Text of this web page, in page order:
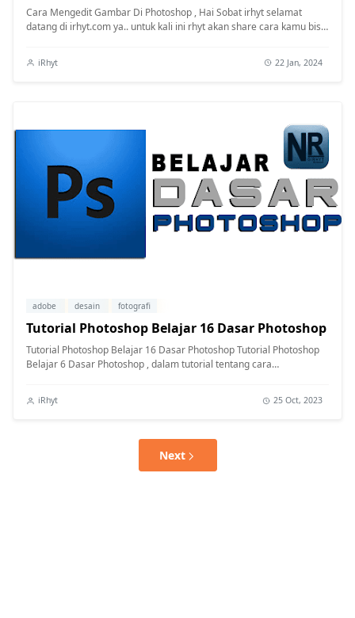
Cara Mengedit Gambar Di Photoshop , Hai Sobat irhyt selamat
datang di irhyt.com ya.. untuk kali ini rhyt akan share cara kamu bisa
iRhyt 22 Jan, 2024
adobe desain fotografi
Tutorial Photoshop Belajar 16 Dasar Photoshop
Tutorial Photoshop Belajar 16 Dasar Photoshop Tutorial Photoshop
Belajar 6 Dasar Photoshop , dalam tutorial tentang cara
iRhyt 25 Oct, 2023
Next